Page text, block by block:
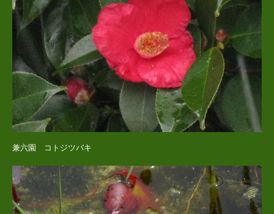
兼六園 コトジツバキ